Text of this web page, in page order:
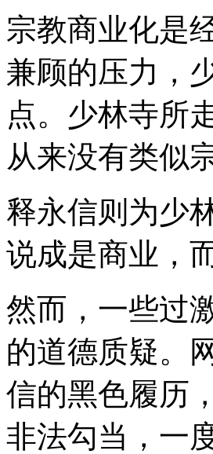
宗教商业化是
兼顾的压力，
点。少林寺所
从来没有类似
释永信则为少
说成是商业，
然而，一些过
的道德质疑。
信的黑色履历
非法勾当，一